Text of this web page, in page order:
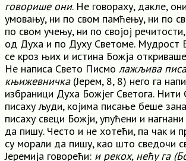
говорише они. Не говораху, дакле,
умовању, ни по свом памћењу, ни по
по свом учењу, ни по својој
од Духа и по Духу Светоме. Мудрост
се кроз њих и истина Божја
Не написа Свето Писмо лажљива
књижевничка(Јерем, 8, 8) него га
избраници Духа Божјег Светога.
писаху људи, којима писање беше
писаху свеци Божји, упућени и
да пишу. Често и не хотећи, па чак и
су морали да пишу, као што сведочи
Јеремија говорећи: и рекох, нећу га